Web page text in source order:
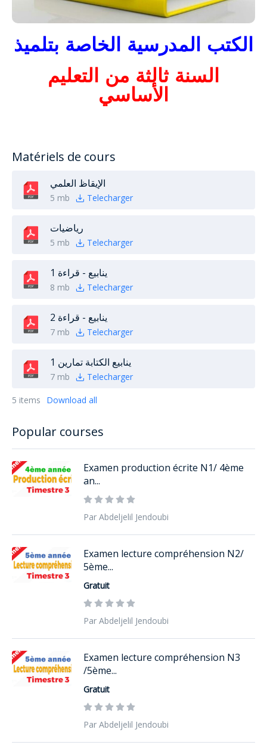
الكتب المدرسية الخاصة بتلميذ
السنة ثالثة من التعليم
الأساسي
Matériels de cours
الإيقاظ العلمي
5 mb Telecharger
رياضيات
5 mb Telecharger
ينابيع - قراءة 1
8 mb Telecharger
ينابيع - قراءة 2
7 mb Telecharger
ينابيع الكتابة تمارين 1
7 mb Telecharger
5 items Download all
Popular courses
Examen production écrite N1/ 4ème
an...
Par Abdeljelil Jendoubi
Examen lecture compréhension N2/
5ème...
Gratuit
Par Abdeljelil Jendoubi
Examen lecture compréhension N3
/5ème...
Gratuit
Par Abdeljelil Jendoubi